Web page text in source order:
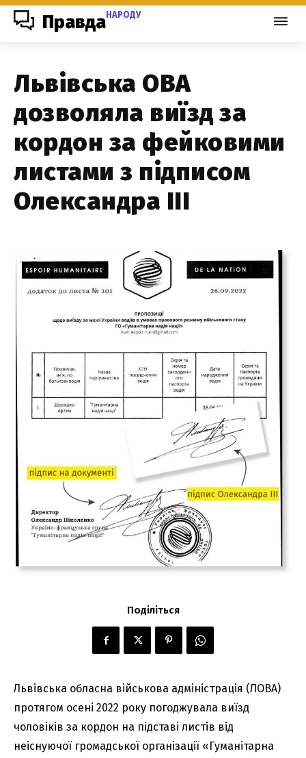
ПравдаНАРОДУ
Львівська ОВА
дозволяла виїзд за
кордон за фейковими
листами з підписом
Олександра III
Поділіться
Львівська обласна військова адміністрація (ЛОВА)
протягом осені 2022 року погоджувала виїзд
чоловіків за кордон на підставі листів від
неіснуючої громадської організації «Гуманітарна